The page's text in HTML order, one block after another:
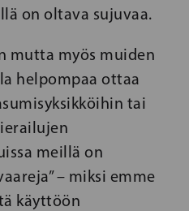
on oltava sujuvaa.
mutta myös muiden
helpompaa ottaa
tai
meillä on
– miksi emme
käyttöön